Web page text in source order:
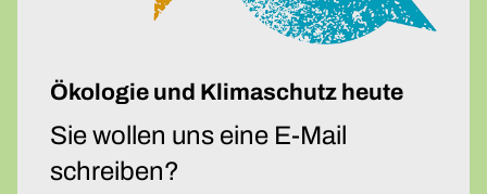
Ökologie und Klimaschutz heute
Sie wollen uns eine E-Mail
schreiben?